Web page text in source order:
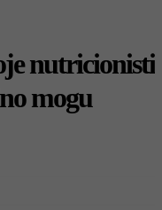
nutricionisti
mogu